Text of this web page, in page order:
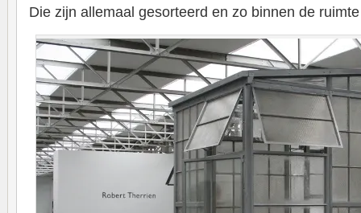
Die zijn allemaal gesorteerd en zo binnen de